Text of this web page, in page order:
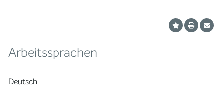
Arbeitssprachen
Deutsch